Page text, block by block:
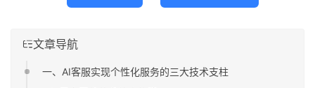
文章导航
一、AI客服实现个性化服务的三大技术支柱